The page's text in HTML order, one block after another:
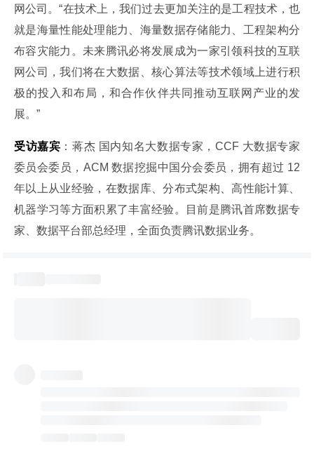
网公司。“在技术上，我们过去更加关注的是工程技术，也
就是海量性能处理能力、海量数据存储能力、工程架构分
布容灾能力。未来腾讯必将发展成为一家引领科技的互联
网公司，我们将在大数据、核心算法等技术领域上进行积
极的投入和布局，和合作伙伴共同推动互联网产业的发
展。”
受访嘉宾 ：蒋杰 国内知名大数据专家，CCF 大数据专家
委员会委员，ACM 数据挖掘中国分会委员，拥有超过 12
年以上从业经验，在数据库、分布式架构、高性能计算、
机器学习等方面积累了丰富经验。目前是腾讯首席数据专
家、数据平台部总经理，全面负责腾讯数据业务。